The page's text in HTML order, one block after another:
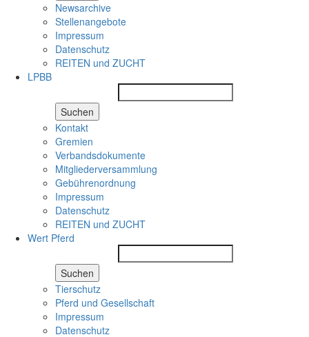
Newsarchive
Stellenangebote
Impressum
Datenschutz
REITEN und ZUCHT
LPBB
Suchen
Kontakt
Gremien
Verbandsdokumente
Mitgliederversammlung
Gebührenordnung
Impressum
Datenschutz
REITEN und ZUCHT
Wert Pferd
Suchen
Tierschutz
Pferd und Gesellschaft
Impressum
Datenschutz